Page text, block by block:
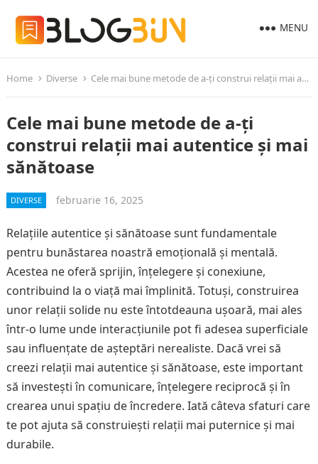
MENU
Home Diverse Cele mai bune metode de a-ți construi relații mai autentice și mai sănătoase
Cele mai bune metode de a-ți
construi relații mai autentice și mai
sănătoase
DIVERSE februarie 16, 2025
Relațiile autentice și sănătoase sunt fundamentale
pentru bunăstarea noastră emoțională și mentală.
Acestea ne oferă sprijin, înțelegere și conexiune,
contribuind la o viață mai împlinită. Totuși, construirea
unor relații solide nu este întotdeauna ușoară, mai ales
într-o lume unde interacțiunile pot fi adesea superficiale
sau influențate de așteptări nerealiste. Dacă vrei să
creezi relații mai autentice și sănătoase, este important
să investești în comunicare, înțelegere reciprocă și în
crearea unui spațiu de încredere. Iată câteva sfaturi care
te pot ajuta să construiești relații mai puternice și mai
durabile.